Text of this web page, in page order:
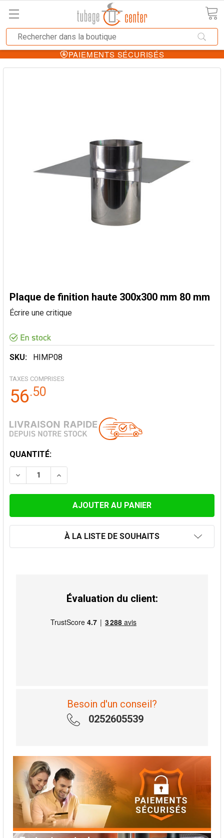
PAIEMENTS SÉCURISÉS
Plaque de finition haute 300x300 mm 80 mm
Écrire une critique
SKU: HIMP08
TAXES COMPRISES
56.50
STOCK
ACTUEL:
QUANTITÉ:
DIMINUER LA QUANTITÉ DE PLAQUE DE FINITION
AUGMENTER LA QUANTITÉ DE PLAQUE DE
À LA LISTE DE SOUHAITS
Évaluation du client:
Besoin d'un conseil?
0252605539